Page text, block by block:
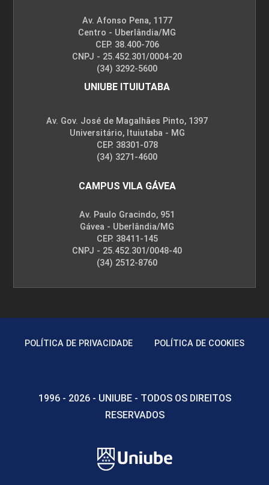
Av. Afonso Pena, 1177
Centro - Uberlândia/MG
CEP. 38.400-706
CNPJ - 25.452.301/0004-20
(34) 3292-5600
UNIUBE ITUIUTABA
Av. Gov. José de Magalhães Pinto, 1397
Universitário, Ituiutaba - MG
CEP. 38301-078
(34) 3271-4600
CAMPUS VILA GÁVEA
Av. Paulo Gracindo, 951
Gávea - Uberlândia/MG
CEP. 38411-145
CNPJ - 25.452.301/0048-40
(34) 2512-8760
POLÍTICA DE PRIVACIDADE POLÍTICA DE COOKIES
1996 - 2026 - UNIUBE - TODOS OS DIREITOS
RESERVADOS